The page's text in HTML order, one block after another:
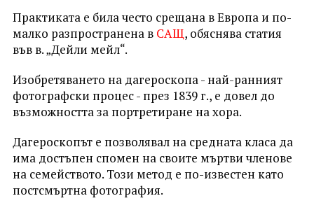
Практиката е била често срещана в Европа и по-
малко разпространена в САЩ, обяснява статия
във в. „Дейли мейл“.
Изобретяването на дагероскопа - най-ранният
фотографски процес - през 1839 г., е довел до
възможността за портретиране на хора.
Дагероскопът е позволявал на средната класа да
има достъпен спомен на своите мъртви членове
на семейството. Този метод е по-известен като
постсмъртна фотография.